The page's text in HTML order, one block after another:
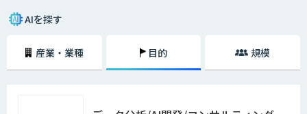
AIを探す
産業・業種 目的 規模